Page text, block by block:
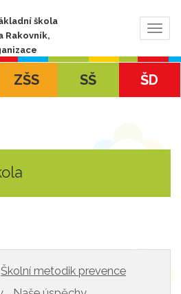
škola
Rakovník,
ZŠS SŠ ŠD
Školní metodik prevence